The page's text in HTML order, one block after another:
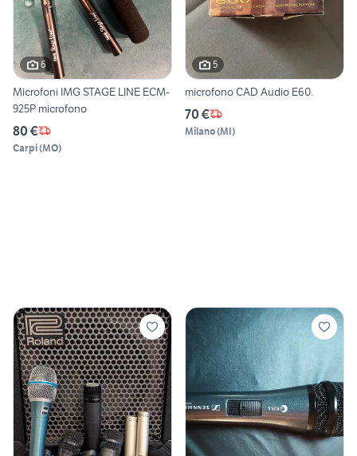
6
Microfoni IMG STAGE LINE ECM-
925P microfono
80 €
Carpi(MO)
5
microfono CAD Audio E60.
70 €
Milano(MI)